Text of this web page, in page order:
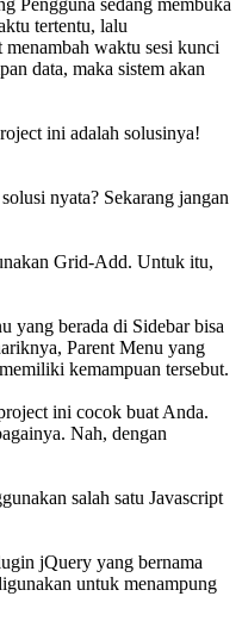
tertentu, lalu
waktu sesi kunci
data, maka sistem akan
ini adalah solusinya!
nyata? Sekarang jangan
Grid-Add. Untuk itu,
yang berada di Sidebar bisa
Parent Menu yang
kemampuan tersebut.
ini cocok buat Anda.
Nah, dengan
salah satu Javascript
jQuery yang bernama
untuk menampung